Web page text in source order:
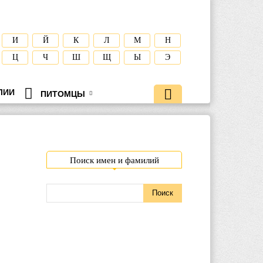
И Й К Л М
Н
Ц
Ч Ш Щ Ы Э
ПИТОМЦЫ
Поиск имен и фамилий